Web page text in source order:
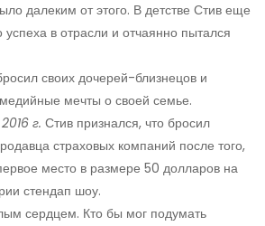
далеким от этого. В детстве Стив еще
в отрасли и отчаянно пытался
своих дочерей-близнецов и
мечты о своей семье.
2016 г. Стив признался, что бросил
страховых компаний после того,
место в размере 50 долларов на
стендап шоу.
сердцем. Кто бы мог подумать